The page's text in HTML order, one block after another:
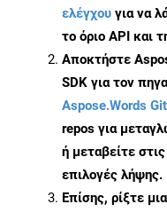
ελέγχου για να
το όριο API και
Αποκτήστε
SDK για τον
Aspose.Words
repos για
ή μεταβείτε στις
επιλογές λήψης.
Επίσης, ρίξτε